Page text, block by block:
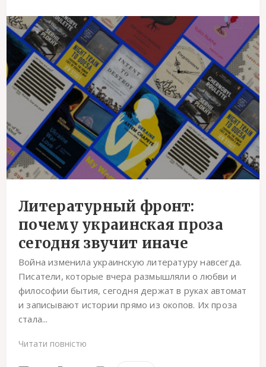
Литературный фронт:
почему украинская проза
сегодня звучит иначе
Война изменила украинскую литературу навсегда.
Писатели, которые вчера размышляли о любви и
философии бытия, сегодня держат в руках автомат
и записывают истории прямо из окопов. Их проза
стала...
Читати повністю